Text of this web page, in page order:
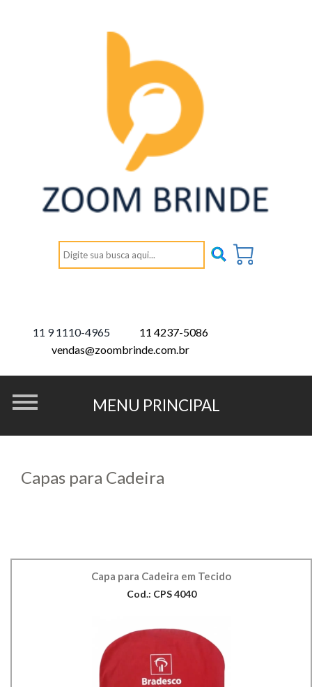
11 9 1110-4965
11 4237-5086
vendas@zoombrinde.com.br
Capas para Cadeira
Capa para Cadeira em Tecido
Cod.: CPS 4040